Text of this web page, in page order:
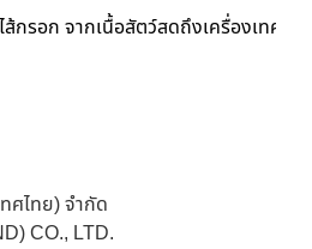
กรอก จากเนื้อสัตว์สดถึงเครื่องเทศ อะ
ศไทย) จำกัด
CO., LTD.